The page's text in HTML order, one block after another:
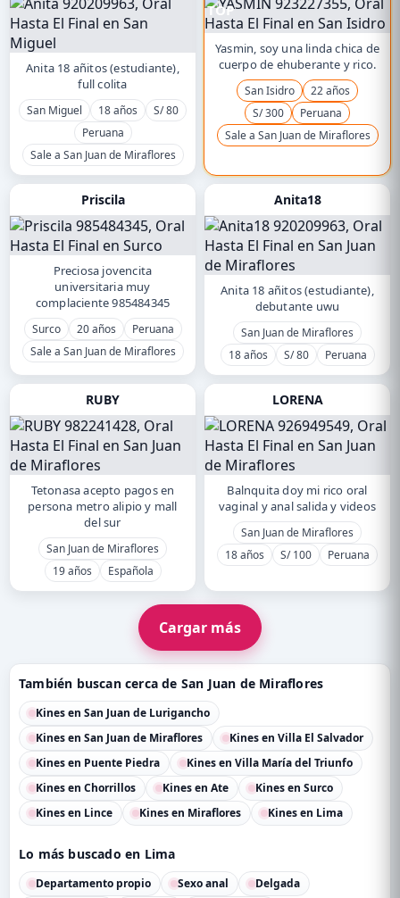
Anita 18 añitos (estudiante),
full colita
San Miguel 18 años
S/ 80
Peruana
Sale a San Juan de Miraflores
TOP
Yasmin, soy una linda chica de
cuerpo de ehuberante y rico.
San Isidro
22 años
S/ 300
Peruana
Sale a San Juan de Miraflores
Priscila
Preciosa jovencita
universitaria muy
complaciente 985484345
Surco 20 años
Peruana
Sale a San Juan de Miraflores
Anita18
Anita 18 añitos (estudiante),
debutante uwu
San Juan de Miraflores
18 años
S/ 80 Peruana
RUBY
Tetonasa acepto pagos en
persona metro alipio y mall
del sur
San Juan de Miraflores
19 años
Española
LORENA
Balnquita doy mi rico oral
vaginal y anal salida y videos
San Juan de Miraflores
18 años
S/ 100 Peruana
Cargar más
También buscan cerca de San Juan de Miraflores
Kines en San Juan de Lurigancho
Kines en San Juan de Miraflores
Kines en Villa El Salvador
Kines en Puente Piedra
Kines en Villa María del Triunfo
Kines en Chorrillos
Kines en Ate
Kines en Surco
Kines en Lince
Kines en Miraflores Kines en Lima
Lo más buscado en Lima
Departamento propio Sexo anal Delgada